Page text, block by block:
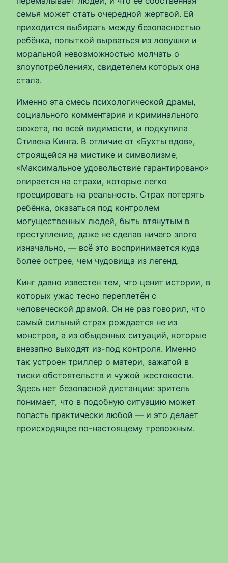
семья может стать очередной жертвой. Ей
приходится выбирать между безопасностью
ребёнка, попыткой вырваться из ловушки и
моральной невозможностью молчать о
злоупотреблениях, свидетелем которых она
стала.
Именно эта смесь психологической драмы,
социального комментария и криминального
сюжета, по всей видимости, и подкупила
Стивена Кинга. В отличие от «Бухты вдов»,
строящейся на мистике и символизме,
«Максимальное удовольствие гарантировано»
опирается на страхи, которые легко
проецировать на реальность. Страх потерять
ребёнка, оказаться под контролем
могущественных людей, быть втянутым в
преступление, даже не сделав ничего злого
изначально, — всё это воспринимается куда
более острее, чем чудовища из легенд.
Кинг давно известен тем, что ценит истории, в
которых ужас тесно переплетён с
человеческой драмой. Он не раз говорил, что
самый сильный страх рождается не из
монстров, а из обыденных ситуаций, которые
внезапно выходят из-под контроля. Именно
так устроен триллер о матери, зажатой в
тиски обстоятельств и чужой жестокости.
Здесь нет безопасной дистанции: зритель
понимает, что в подобную ситуацию может
попасть практически любой — и это делает
происходящее по-настоящему тревожным.